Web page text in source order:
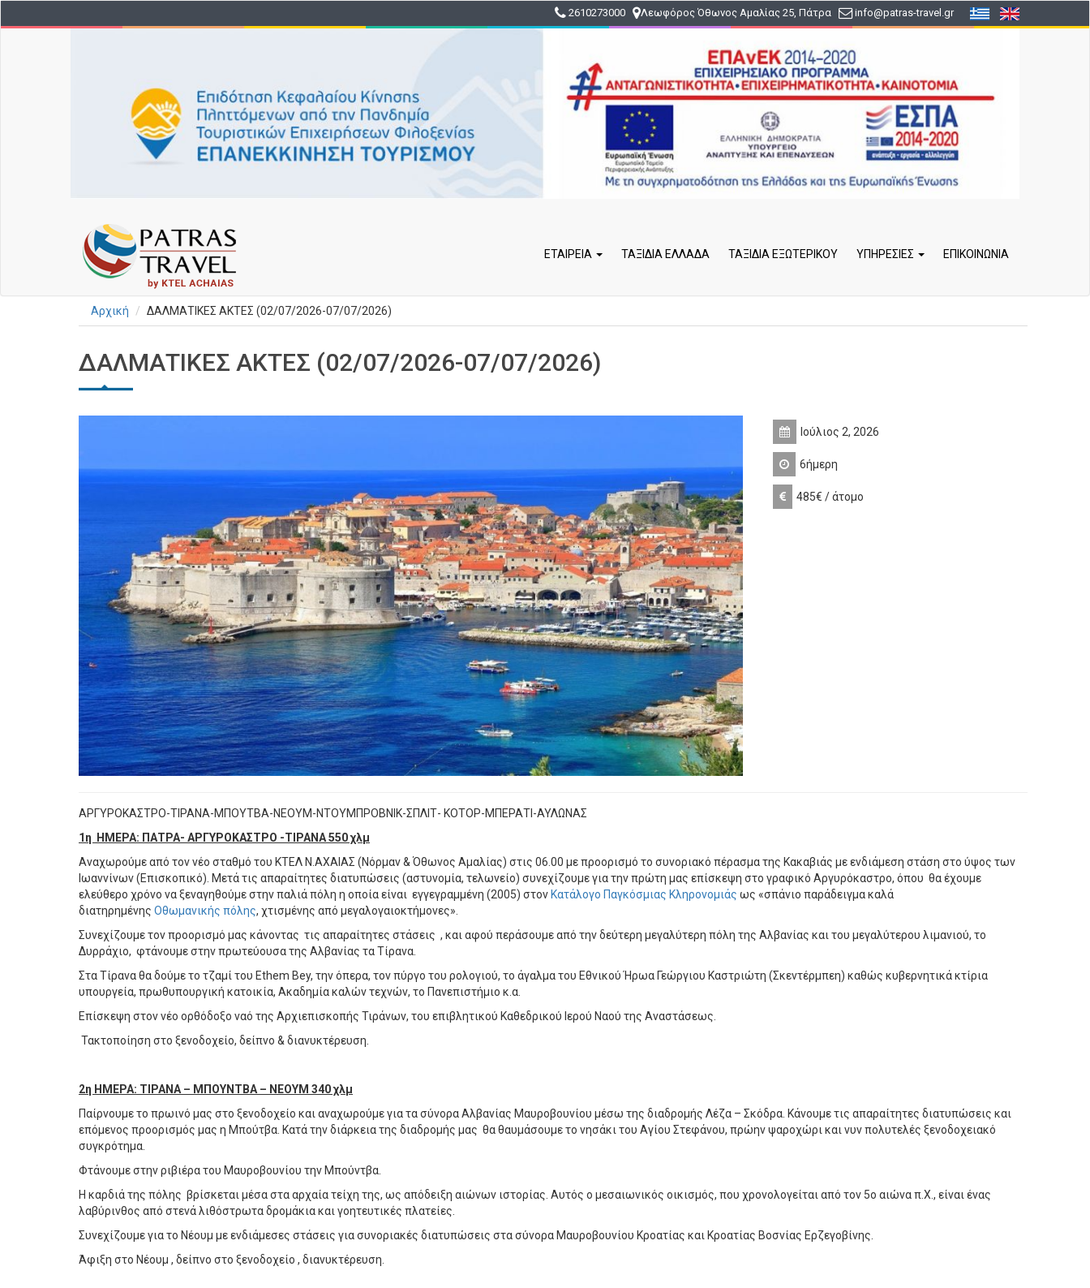
προς
2610273000 Λεωφόρος Όθωνος Αμαλίας 25, Πάτρα info@patras-travel .gr
ΕΤΑΙΡΕΊΑ ΤΑΞΙΔΙΑ ΕΛΛΑΔΑ ΤΑΞΙΔΙΑ ΕΞΩΤΕΡΙΚΟΥ ΥΠΗΡΕΣΙΕΣ ΕΠΙΚΟΙΝΩΝΙΑ
Αρχική ΔΑΛΜΑΤΙΚΕΣ ΑΚΤΕΣ (02/07/2026-07/07/2026)
ΔΑΛΜΑΤΙΚΕΣ ΑΚΤΕΣ (02/07/2026-07/07/2026)
Ιούλιος 2, 2026
6ήμερη
485€ / άτομο
ΑΡΓΥΡΟΚΑΣΤΡΟ-ΤΙΡΑΝΑ-ΜΠΟΥΤΒΑ-ΝΕΟΥΜ-ΝΤΟΥΜΠΡΟΒΝΙΚ-ΣΠΛΙΤ- ΚΟΤΟΡ-ΜΠΕΡΑΤΙ-ΑΥΛΩΝΑΣ
1η ΗΜΕΡΑ: ΠΑΤΡΑ- ΑΡΓΥΡΟΚΑΣΤΡΟ -ΤΙΡΑΝΑ 550 χλμ
Αναχωρούμε από τον νέο σταθμό του ΚΤΕΛ Ν.ΑΧΑΙΑΣ (Νόρμαν & Όθωνος Αμαλίας) στις 06.00 με προορισμό το συνοριακό πέρασμα της Κακαβιάς με ενδιάμεση στάση στο ύψος των
Ιωαννίνων (Επισκοπικό). Μετά τις απαραίτητες διατυπώσεις (αστυνομία, τελωνείο) συνεχίζουμε για την πρώτη μας επίσκεψη στο γραφικό Αργυρόκαστρο, όπου θα έχουμε
ελεύθερο χρόνο να ξεναγηθούμε στην παλιά πόλη η οποία είναι εγγεγραμμένη (2005) στον Κατάλογο Παγκόσμιας Κληρονομιάς ως «σπάνιο παράδειγμα καλά
διατηρημένης Οθωμανικής πόλης, χτισμένης από μεγαλογαιοκτήμονες».
Συνεχίζουμε τον προορισμό μας κάνοντας τις απαραίτητες στάσεις , και αφού περάσουμε από την δεύτερη μεγαλύτερη πόλη της Αλβανίας και του μεγαλύτερου λιμανιού, το
Δυρράχιο, φτάνουμε στην πρωτεύουσα της Αλβανίας τα Τίρανα.
Στα Τίρανα θα δούμε το τζαμί του Ethem Bey, την όπερα, τον πύργο του ρολογιού, το άγαλμα του Εθνικού Ήρωα Γεώργιου Καστριώτη (Σκεντέρμπεη) καθώς κυβερνητικά κτίρια
υπουργεία, πρωθυπουργική κατοικία, Ακαδημία καλών τεχνών, το Πανεπιστήμιο κ.α.
Επίσκεψη στον νέο ορθόδοξο ναό της Αρχιεπισκοπής Τιράνων, του επιβλητικού Καθεδρικού Ιερού Ναού της Αναστάσεως.
Τακτοποίηση στο ξενοδοχείο, δείπνο & διανυκτέρευση.
2η ΗΜΕΡΑ: ΤΙΡΑΝΑ – ΜΠΟΥΝΤΒΑ – ΝΕΟΥΜ 340 χλμ
Παίρνουμε το πρωινό μας στο ξενοδοχείο και αναχωρούμε για τα σύνορα Αλβανίας Μαυροβουνίου μέσω της διαδρομής Λέζα – Σκόδρα. Κάνουμε τις απαραίτητες διατυπώσεις και
επόμενος προορισμός μας η Μπούτβα. Κατά την διάρκεια της διαδρομής μας θα θαυμάσουμε το νησάκι του Αγίου Στεφάνου, πρώην ψαροχώρι και νυν πολυτελές ξενοδοχειακό
συγκρότημα.
Φτάνουμε στην ριβιέρα του Μαυροβουνίου την Μπούντβα.
Η καρδιά της πόλης βρίσκεται μέσα στα αρχαία τείχη της, ως απόδειξη αιώνων ιστορίας. Αυτός ο μεσαιωνικός οικισμός, που χρονολογείται από τον 5ο αιώνα π.Χ., είναι ένας
λαβύρινθος από στενά λιθόστρωτα δρομάκια και γοητευτικές πλατείες.
Συνεχίζουμε για το Νέουμ με ενδιάμεσες στάσεις για συνοριακές διατυπώσεις στα σύνορα Μαυροβουνίου Κροατίας και Κροατίας Βοσνίας Ερζεγοβίνης.
Άφιξη στο Νέουμ , δείπνο στο ξενοδοχείο , διανυκτέρευση.